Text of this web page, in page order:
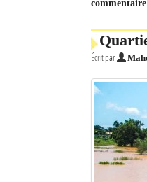
commentaire
Écrit par